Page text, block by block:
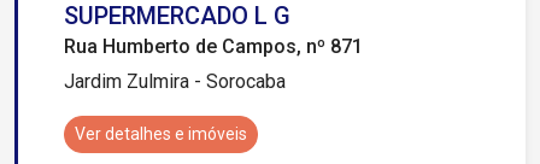
SUPERMERCADO L G
Rua Humberto de Campos, nº 871
Jardim Zulmira - Sorocaba
Ver detalhes e imóveis